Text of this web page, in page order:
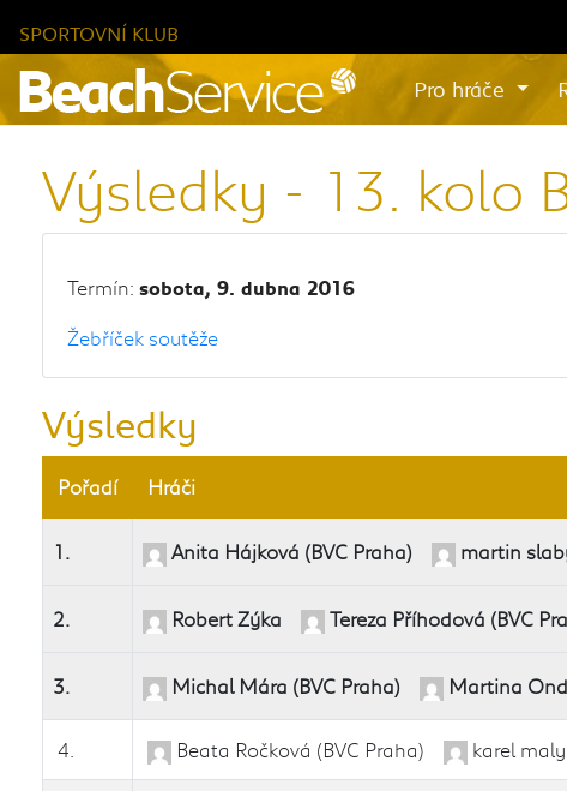
SPORTOVNÍ KLUB
Pro hráče
Výsledky - 13. kolo
Termín: sobota, 9. dubna 2016
Žebříček soutěže
Výsledky
Pořadí Hráči
1. Anita Hájková (BVC Praha) martin
2. Robert Zýka Tereza Příhodová (BVC
3. Michal Mára (BVC Praha) Martina
4. Beata Ročková (BVC Praha) karel